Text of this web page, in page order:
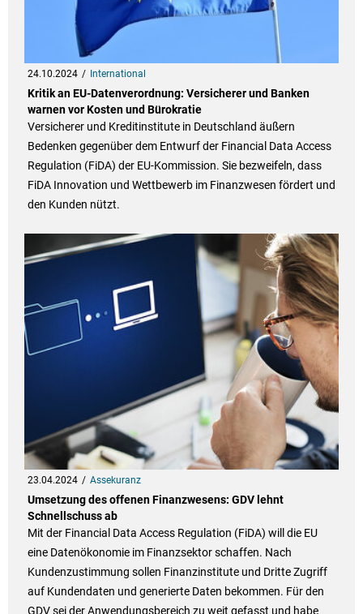
24.10.2024 International
Kritik an EU-Datenverordnung: Versicherer und Banken
warnen vor Kosten und Bürokratie
Versicherer und Kreditinstitute in Deutschland äußern
Bedenken gegenüber dem Entwurf der Financial Data Access
Regulation (FiDA) der EU-Kommission. Sie bezweifeln, dass
FiDA Innovation und Wettbewerb im Finanzwesen fördert und
den Kunden nützt.
23.04.2024 Assekuranz
Umsetzung des offenen Finanzwesens: GDV lehnt
Schnellschuss ab
Mit der Financial Data Access Regulation (FiDA) will die EU
eine Datenökonomie im Finanzsektor schaffen. Nach
Kundenzustimmung sollen Finanzinstitute und Dritte Zugriff
auf Kundendaten und generierte Daten bekommen. Für den
GDV sei der Anwendungsbereich zu weit gefasst und habe